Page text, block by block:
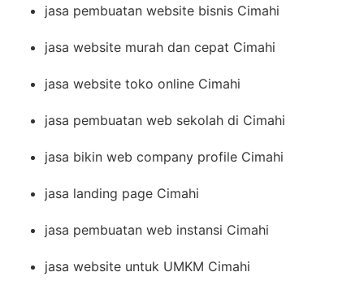
jasa pembuatan website bisnis Cimahi
jasa website murah dan cepat Cimahi
jasa website toko online Cimahi
jasa pembuatan web sekolah di Cimahi
jasa bikin web company profile Cimahi
jasa landing page Cimahi
jasa pembuatan web instansi Cimahi
jasa website untuk UMKM Cimahi